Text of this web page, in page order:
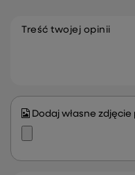
Treść twojej opinii
Dodaj własne zdjęcie